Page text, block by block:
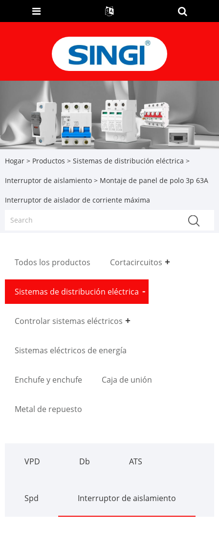
Hogar > Productos > Sistemas de distribución eléctrica >
Interruptor de aislamiento > Montaje de panel de polo 3p 63A
Interruptor de aislador de corriente máxima
Todos los productos Cortacircuitos
Sistemas de distribución eléctrica
Controlar sistemas eléctricos
Sistemas eléctricos de energía
Enchufe y enchufe Caja de unión
Metal de repuesto
VPD Db ATS
Spd Interruptor de aislamiento